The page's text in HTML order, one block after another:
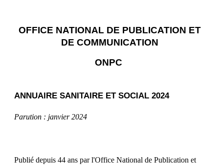
OFFICE NATIONAL DE PUBLICATION ET
DE COMMUNICATION
ONPC
ANNUAIRE SANITAIRE ET SOCIAL 2024
Parution : janvier 2024
Publié depuis 44 ans par l'Office National de Publication et